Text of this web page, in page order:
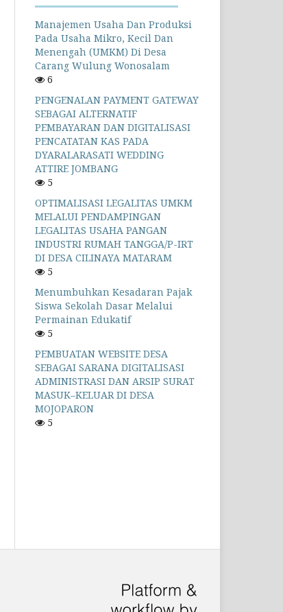
Manajemen Usaha Dan Produksi
Pada Usaha Mikro, Kecil Dan
Menengah (UMKM) Di Desa
Carang Wulung Wonosalam
6
PENGENALAN PAYMENT GATEWAY
SEBAGAI ALTERNATIF
PEMBAYARAN DAN DIGITALISASI
PENCATATAN KAS PADA
DYARALARASATI WEDDING
ATTIRE JOMBANG
5
OPTIMALISASI LEGALITAS UMKM
MELALUI PENDAMPINGAN
LEGALITAS USAHA PANGAN
INDUSTRI RUMAH TANGGA/P-IRT
DI DESA CILINAYA MATARAM
5
Menumbuhkan Kesadaran Pajak
Siswa Sekolah Dasar Melalui
Permainan Edukatif
5
PEMBUATAN WEBSITE DESA
SEBAGAI SARANA DIGITALISASI
ADMINISTRASI DAN ARSIP SURAT
MASUK–KELUAR DI DESA
MOJOPARON
5